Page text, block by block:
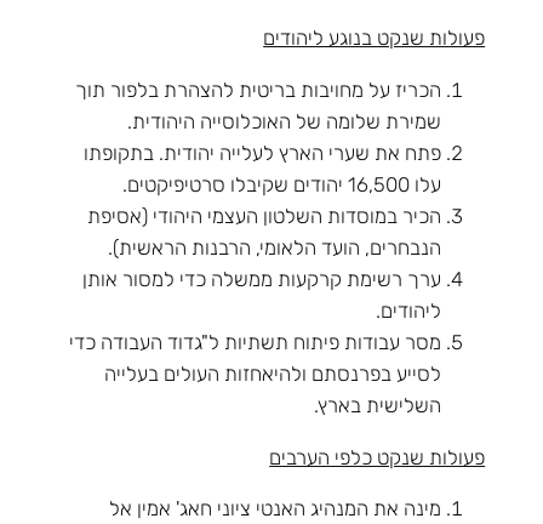
פעולות שנקט בנוגע ליהודים
הכריז על מחויבות בריטית להצהרת בלפור תוך
שמירת שלומה של האוכלוסייה היהודית.
פתח את שערי הארץ לעלייה יהודית. בתקופתו
עלו 16,500 יהודים שקיבלו סרטיפיקטים.
הכיר במוסדות השלטון העצמי היהודי (אסיפת
הנבחרים, הועד הלאומי, הרבנות הראשית).
ערך רשימת קרקעות ממשלה כדי למסור אותן
ליהודים.
מסר עבודות פיתוח תשתיות ל"גדוד העבודה כדי
לסייע בפרנסתם ולהיאחזות העולים בעלייה
השלישית בארץ.
פעולות שנקט כלפי הערבים
מינה את המנהיג האנטי ציוני חאג' אמין אל